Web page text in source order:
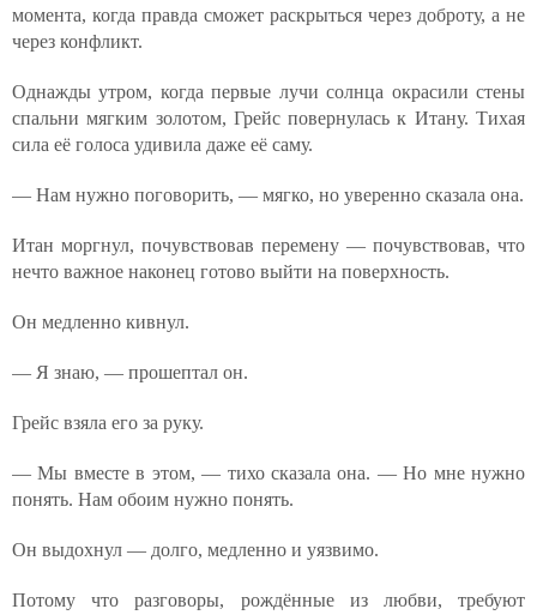
момента, когда правда сможет раскрыться через доброту, а не
через конфликт.
Однажды утром, когда первые лучи солнца окрасили стены
спальни мягким золотом, Грейс повернулась к Итану. Тихая
сила её голоса удивила даже её саму.
— Нам нужно поговорить, — мягко, но уверенно сказала она.
Итан моргнул, почувствовав перемену — почувствовав, что
нечто важное наконец готово выйти на поверхность.
Он медленно кивнул.
— Я знаю, — прошептал он.
Грейс взяла его за руку.
— Мы вместе в этом, — тихо сказала она. — Но мне нужно
понять. Нам обоим нужно понять.
Он выдохнул — долго, медленно и уязвимо.
Потому что разговоры, рождённые из любви, требуют